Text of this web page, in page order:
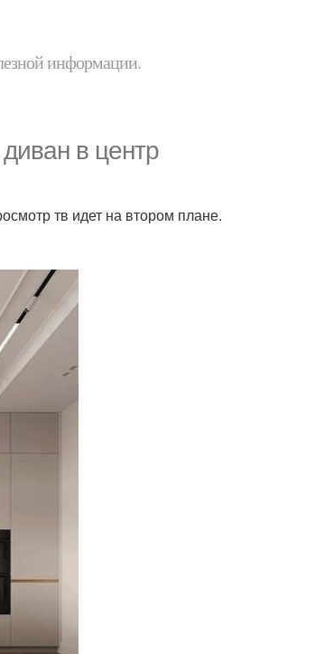
информации.
в центр
тв идет на втором плане.